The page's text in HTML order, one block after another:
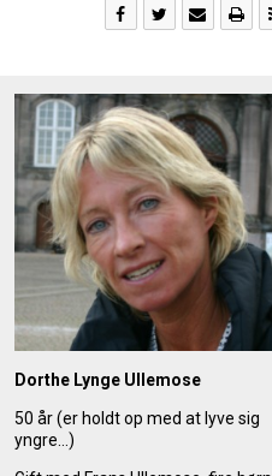
Dorthe Lynge Ullemose
50 år (er holdt op med at lyve sig
yngre…)